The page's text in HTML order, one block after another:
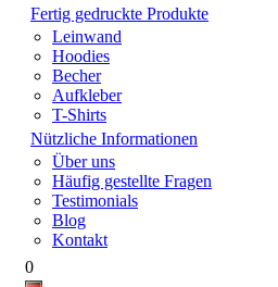
Fertig gedruckte Produkte
Leinwand
Hoodies
Becher
Aufkleber
T-Shirts
Nützliche Informationen
Über uns
Häufig gestellte Fragen
Testimonials
Blog
Kontakt
0